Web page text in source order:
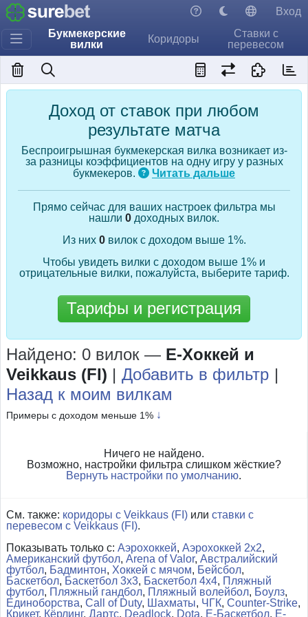
Букмекерские
вилки
Коридоры
Ставки с
перевесом
Вход
Доход от ставок при любом
результате матча
Беспроигрышная букмекерская вилка возникает из-
за разницы коэффициентов на одну игру у разных
букмекеров.
Читать дальше
Прямо сейчас для ваших настроек фильтра мы
нашли 0 доходных вилок.
Из них 0вилок с доходом выше 1%.
Чтобы увидеть вилки с доходом выше 1% и
отрицательные вилки, пожалуйста, выберите тариф.
Тарифы и регистрация
Найдено: 0 вилок — Е-Хоккей и
Veikkaus (FI) | Добавить в фильтр |
Назад к моим вилкам
Примеры с доходом меньше 1% ↓
Ничего не найдено.
Возможно, настройки фильтра слишком жёсткие?
Вернуть настройки по умолчанию.
См. также: коридоры с Veikkaus (FI) или ставки с
перевесом с Veikkaus (FI).
Показывать только с: Аэрохоккей, Аэрохоккей 2x2,
Американский футбол, Arena of Valor, Австралийский
футбол, Бадминтон, Хоккей с мячом, Бейсбол,
Баскетбол, Баскетбол 3x3, Баскетбол 4x4, Пляжный
футбол, Пляжный гандбол, Пляжный волейбол, Боулз,
Единоборства, Call of Duty, Шахматы, ЧГК, Counter-Strike,
Крикет, Кёрлинг, Дартс, Deadlock, Dota, Е-Баскетбол, Е-